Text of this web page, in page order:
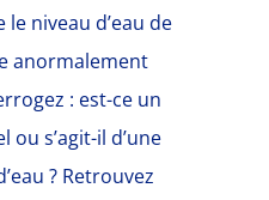
niveau d’eau de
anormalement
: est-ce un
s’agit-il d’une
? Retrouvez